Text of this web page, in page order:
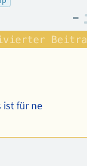
–
ist für ne